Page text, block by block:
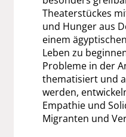
Theaterstückes
und Hunger aus
einem
Leben zu
Probleme in der
thematisiert und
werden,
Empathie und
Migranten und